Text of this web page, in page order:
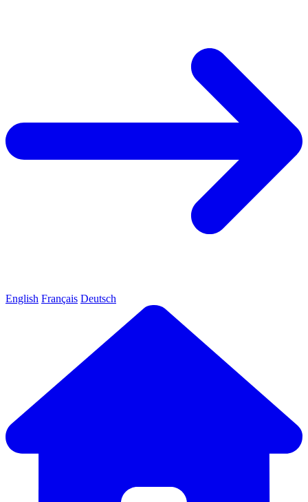
English Français Deutsch